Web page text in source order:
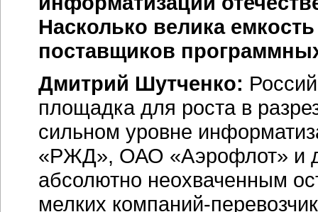
Насколько велика
поставщиков
Дмитрий Шутченко:
площадка для роста в
сильном уровне
«РЖД», ОАО «Аэрофлот» и
абсолютно неохваченным
мелких компаний-